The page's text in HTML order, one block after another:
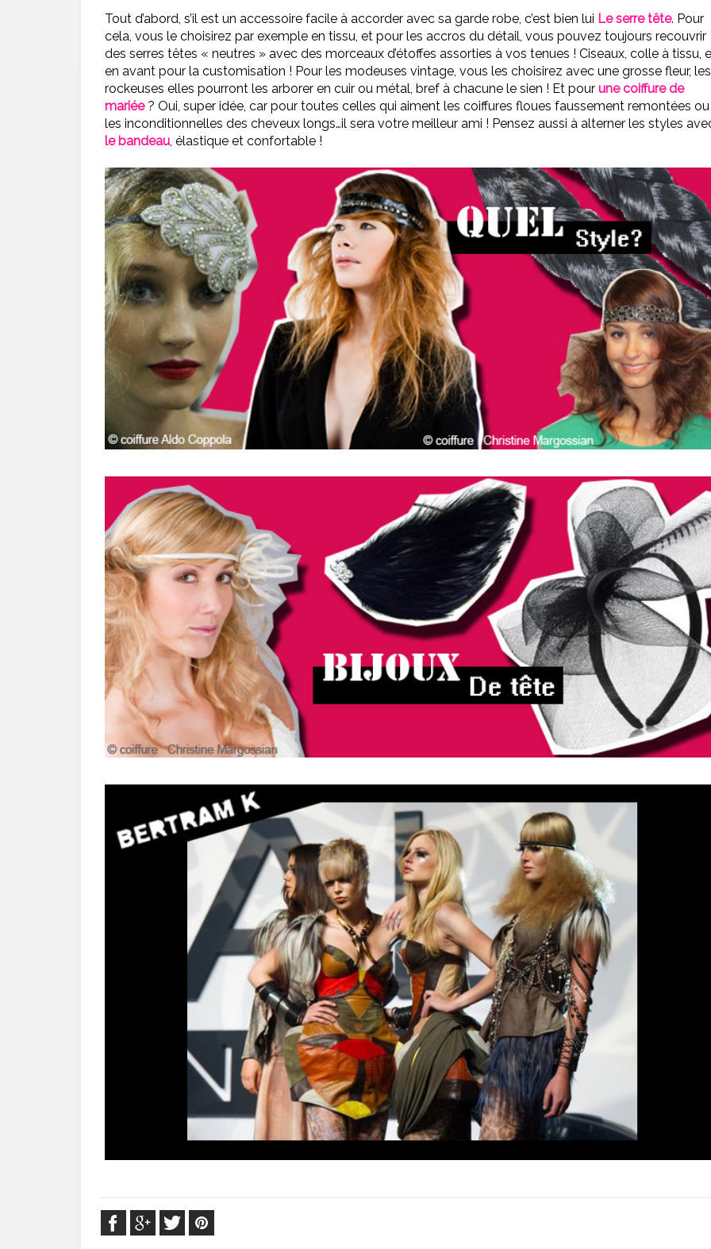
Tout d’abord, s’il est un accessoire facile à accorder avec sa garde robe, c’est bien lui Le serre tête. Pour
cela, vous le choisirez par exemple en tissu, et pour les accros du détail, vous pouvez toujours recouvrir
des serres têtes « neutres » avec des morceaux d’étoffes assorties à vos tenues ! Ciseaux, colle à tissu,
en avant pour la customisation ! Pour les modeuses vintage, vous les choisirez avec une grosse fleur, les
rockeuses elles pourront les arborer en cuir ou métal, bref à chacune le sien ! Et pour une coiffure de
mariée? Oui, super idée, car pour toutes celles qui aiment les coiffures floues faussement remontées ou
les inconditionnelles des cheveux longs…il sera votre meilleur ami ! Pensez aussi à alterner les styles
le bandeau, élastique et confortable !